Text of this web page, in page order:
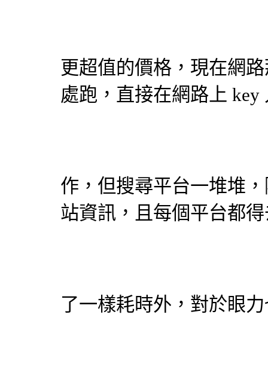
更超值的價格，現在網
處跑，直接在網路上
作，但搜尋平台一堆堆
站資訊，且每個平台都
了一樣耗時外，對於眼